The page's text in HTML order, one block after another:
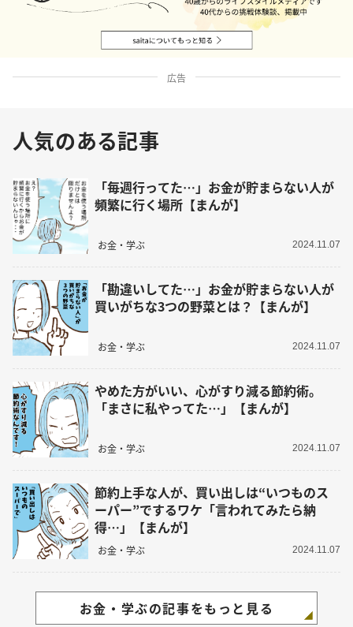
広告
人気のある記事
「毎週行ってた…」お金が貯まらない人が
頻繁に行く場所【まんが】
お金・学ぶ 2024.11.07
「勘違いしてた…」お金が貯まらない人が
買いがちな3つの野菜とは？【まんが】
お金・学ぶ 2024.11.07
やめた方がいい、心がすり減る節約術。
「まさに私やってた…」【まんが】
お金・学ぶ 2024.11.07
節約上手な人が、買い出しは“いつものス
ーパー”でするワケ「言われてみたら納
得…」【まんが】
お金・学ぶ 2024.11.07
お金・学ぶの記事をもっと見る